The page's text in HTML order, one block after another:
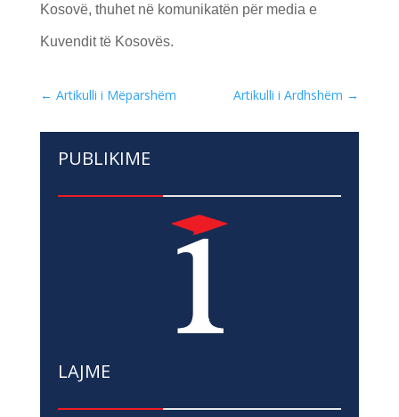
Kosovë, thuhet në komunikatën për media e
Kuvendit të Kosovës.
← Artikulli i Mëparshëm Artikulli i Ardhshëm →
PUBLIKIME
LAJME